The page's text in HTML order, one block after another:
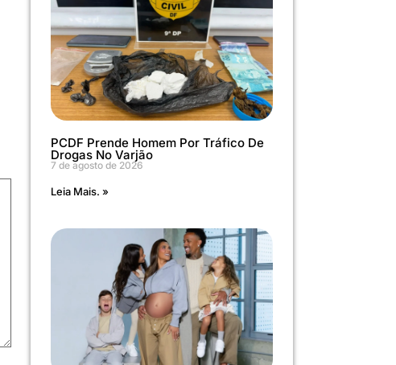
PCDF Prende Homem Por Tráfico De
Drogas No Varjão
7 de agosto de 2026
Leia Mais. »